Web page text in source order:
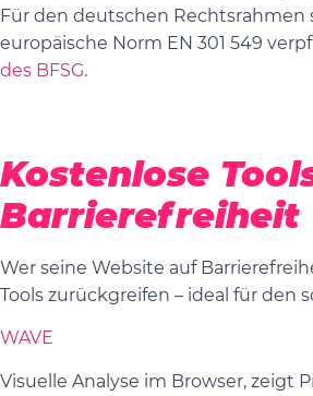
Für den deutschen Rechtsrahmen
europäische Norm EN 301 549
des BFSG.
Kostenlose
Barrierefreiheit
Wer seine Website auf
Tools zurückgreifen – ideal für den
WAVE
Visuelle Analyse im Browser, zeigt